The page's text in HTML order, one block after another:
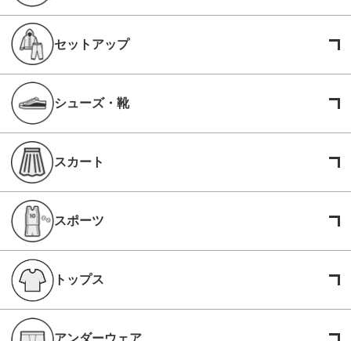
セットアップ
シューズ・靴
スカート
スポーツ
トップス